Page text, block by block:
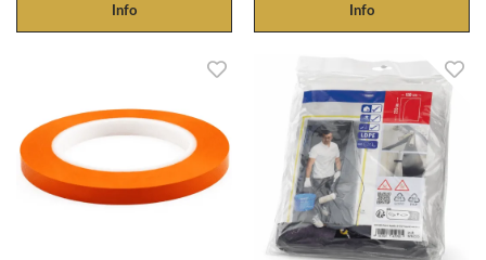
Info Info